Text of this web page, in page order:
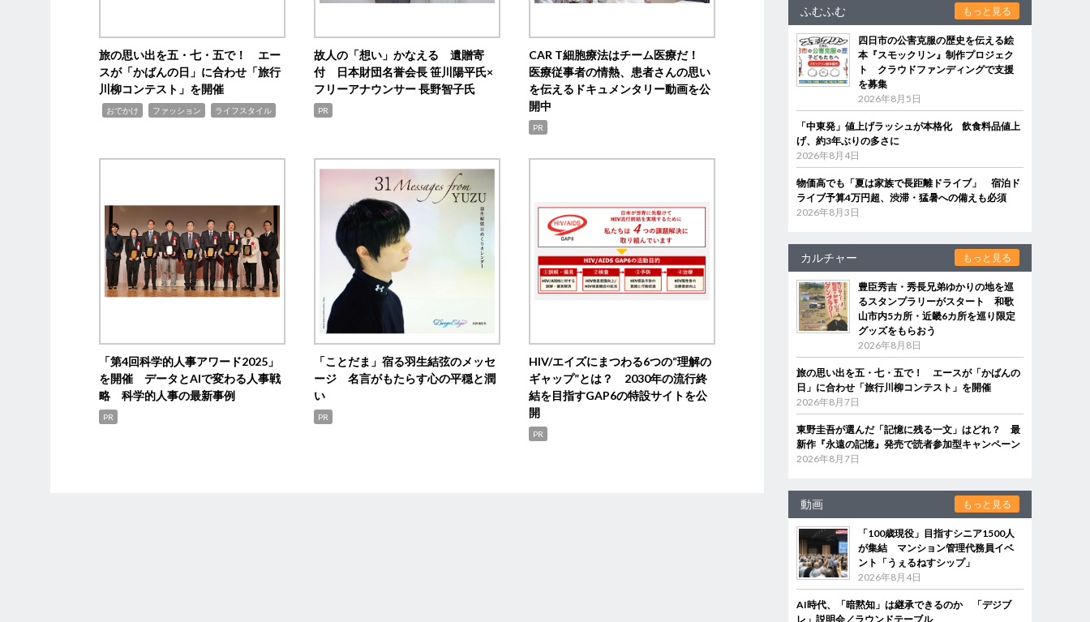
旅の思い出を五・七・五で！ エー
スが「かばんの日」に合わせ「旅行
川柳コンテスト」を開催
おでかけ ファッション ライフスタイル
故人の「想い」かなえる 遺贈寄
付 日本財団名誉会長 笹川陽平氏×
フリーアナウンサー 長野智子氏
PR
CAR T細胞療法はチーム医療だ！
医療従事者の情熱、患者さんの思い
を伝えるドキュメンタリー動画を公
開中
PR
「第4回科学的人事アワード2025」
を開催 データとAIで変わる人事戦
略 科学的人事の最新事例
PR
「ことだま」宿る羽生結弦のメッセ
ージ 名言がもたらす心の平穏と潤
い
PR
HIV/エイズにまつわる6つの“理解の
ギャップ”とは？ 2030年の流行終
結を目指すGAP6の特設サイトを公
開
PR
ふむふむ もっと見る
四日市の公害克服の歴史を伝える絵
本『スモックリン』制作プロジェク
ト クラウドファンディングで支援
を募集
2026年8月5日
「中東発」値上げラッシュが本格化 飲食料品値上
げ、約3年ぶりの多さに
2026年8月4日
物価高でも「夏は家族で長距離ドライブ」 宿泊ド
ライブ予算4万円超、渋滞・猛暑への備えも必須
2026年8月3日
カルチャー もっと見る
豊臣秀吉・秀長兄弟ゆかりの地を巡
るスタンプラリーがスタート 和歌
山市内5カ所・近畿6カ所を巡り限定
グッズをもらおう
2026年8月8日
旅の思い出を五・七・五で！ エースが「かばんの
日」に合わせ「旅行川柳コンテスト」を開催
2026年8月7日
東野圭吾が選んだ「記憶に残る一文」はどれ？ 最
新作『永遠の記憶』発売で読者参加型キャンペーン
2026年8月7日
動画 もっと見る
「100歳現役」目指すシニア1500人
が集結 マンション管理代務員イベ
ント「うぇるねすシップ」
2026年8月4日
AI時代、「暗黙知」は継承できるのか 「デジブ
レ」説明会／ラウンドテーブル